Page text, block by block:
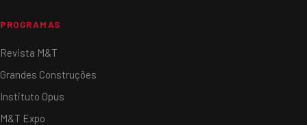
PROGRAMAS
Revista M&T
Grandes Construções
Instituto Opus
M&T Expo